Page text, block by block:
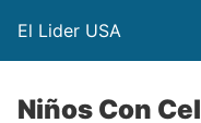
El Lider USA
Niños Con